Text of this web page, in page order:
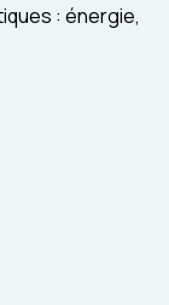
: énergie,